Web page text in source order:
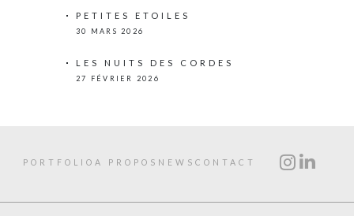
PETITES ETOILES
30 MARS 2026
LES NUITS DES CORDES
27 FÉVRIER 2026
PORTFOLIO A PROPOS NEWS CONTACT